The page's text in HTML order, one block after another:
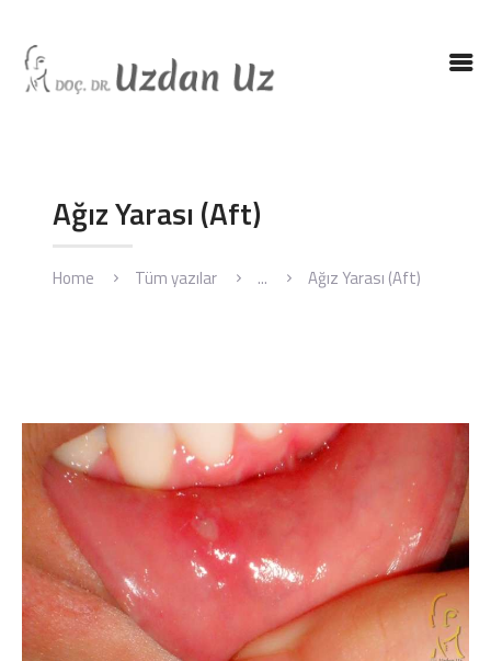
Ağız Yarası (Aft)
Home Tüm yazılar ... Ağız Yarası (Aft)
KBB HASTALIKLARI
KBB AMELIYATLARI
BLOG